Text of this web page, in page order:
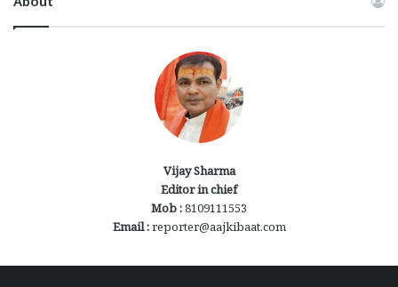
Vijay Sharma
Editor in chief
Mob :8109111553
Email :reporter@aajkibaat.com